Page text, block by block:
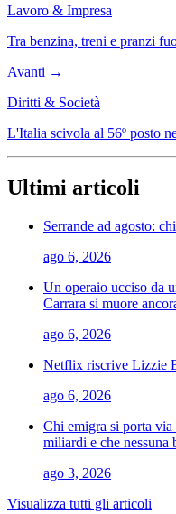
Lavoro & Impresa
Tra benzina, treni e pranzi
Avanti →
Diritti & Società
L'Italia scivola al 56º posto
Ultimi articoli
Serrande ad agosto:
ago 6, 2026
Un operaio ucciso da
Carrara si muore
ago 6, 2026
Netflix riscrive Lizzie
ago 6, 2026
Chi emigra si porta
miliardi e che nessuna
ago 3, 2026
Visualizza tutti gli articoli